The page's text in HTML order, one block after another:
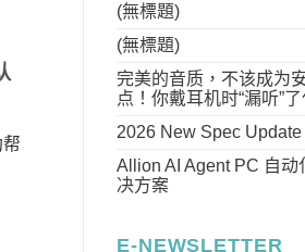
(無標題)
(無標題)
完美的音质，不该成为
点！你戴耳机时“漏听”了
2026 New Spec Update
Allion AI Agent PC 自动
决方案
E-NEWSLETTER